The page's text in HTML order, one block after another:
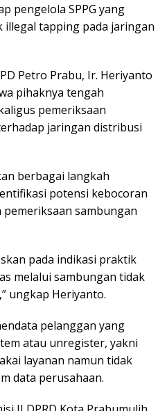
pengelola SPPG yang
tapping pada jaringan
Petro Prabu, Ir. Heriyanto
pihaknya tengah
pemeriksaan
jaringan distribusi
berbagai langkah
potensi kebocoran
sambungan
pada indikasi praktik
melalui sambungan tidak
ungkap Heriyanto.
pelanggan yang
atau unregister, yakni
layanan namun tidak
data perusahaan.